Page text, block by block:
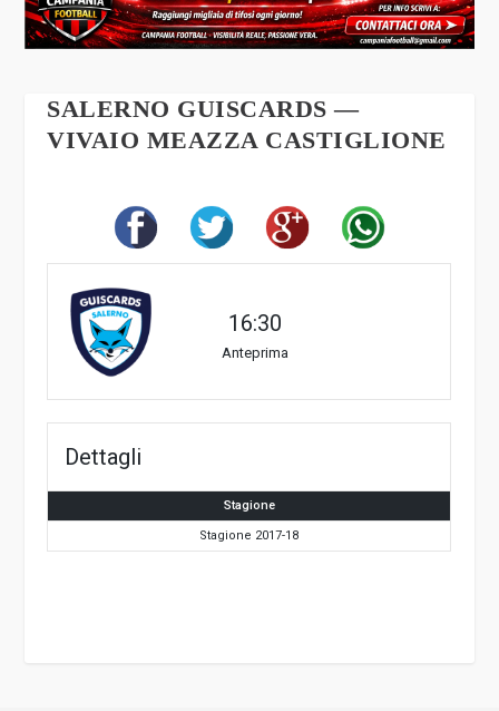
SALERNO GUISCARDS —
VIVAIO MEAZZA CASTIGLIONE
16:30
Anteprima
Dettagli
Stagione
Stagione 2017-18